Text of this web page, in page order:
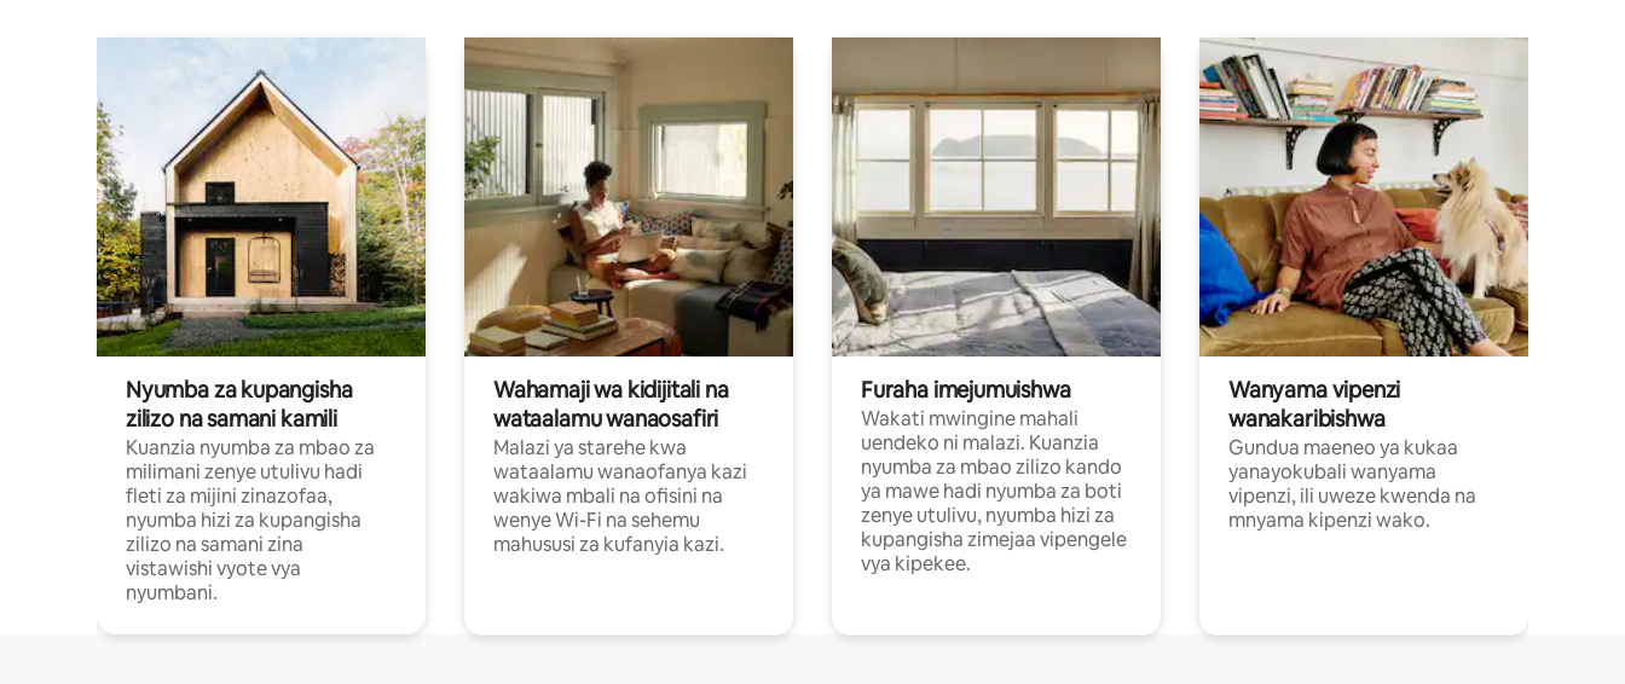
Nyumba za kupangisha
zilizo na samani kamili
Kuanzia nyumba za mbao za
milimani zenye utulivu hadi
fleti za mijini zinazofaa,
nyumba hizi za kupangisha
zilizo na samani zina
vistawishi vyote vya
nyumbani.
Wahamaji wa kidijitali na
wataalamu wanaosafiri
Malazi ya starehe kwa
wataalamu wanaofanya kazi
wakiwa mbali na ofisini na
wenye Wi-Fi na sehemu
mahususi za kufanyia kazi.
Furaha imejumuishwa
Wakati mwingine mahali
uendeko ni malazi. Kuanzia
nyumba za mbao zilizo kando
ya mawe hadi nyumba za boti
zenye utulivu, nyumba hizi za
kupangisha zimejaa vipengele
vya kipekee.
Wanyama vipenzi
wanakaribishwa
Gundua maeneo ya kukaa
yanayokubali wanyama
vipenzi, ili uweze kwenda na
mnyama kipenzi wako.